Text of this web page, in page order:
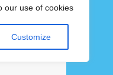
our use of cookies.
Customize
חיפוש